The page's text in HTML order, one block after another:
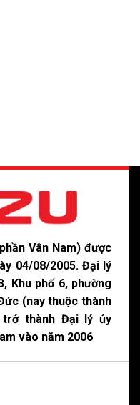
Vân Nam) được
04/08/2005. Đại lý
Khu phố 6, phường
(nay thuộc thành
trở thành Đại lý ủy
vào năm 2006